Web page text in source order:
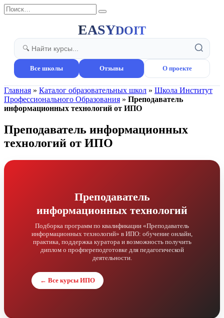
Перейти
к
Search
for:
EASYDOIT
Все школы Отзывы О проекте
Главная » Каталог образовательных школ » Школа Институт
Профессионального Образования » Преподаватель
информационных технологий от ИПО
Преподаватель информационных
технологий от ИПО
Преподаватель
информационных технологий
Подборка программ по квалификации «Преподаватель
информационных технологий» в ИПО: обучение онлайн,
практика, поддержка куратора и возможность получить
диплом о профпереподготовке для педагогической
деятельности.
← Все курсы ИПО